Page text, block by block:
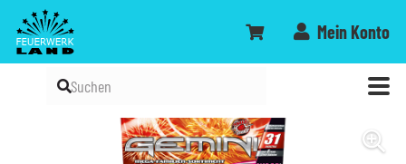
Mein Konto